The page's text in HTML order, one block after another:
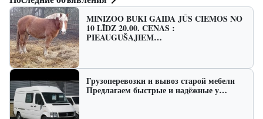
MINIZOO BUKI GAIDA JŪS CIEMOS NO
10 LĪDZ 20.00. CENAS :
PIEAUGUŠAJIEM…
Грузоперевозки и вывоз старой мебели
Предлагаем быстрые и надёжные у…